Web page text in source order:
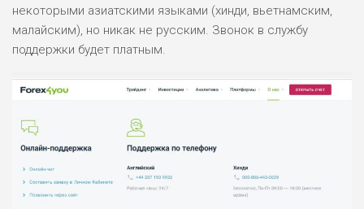
некоторыми азиатскими языками (хинди, вьетнамским,
малайским), но никак не русским. Звонок в службу
поддержки будет платным.